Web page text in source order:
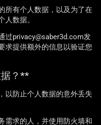
所有个人数据，以及为了在
数据。
过privacy@saber3d.com发
求提供额外的信息以验证您
？**
以防止个人数据的意外丢失
需求的人，并使用防火墙和